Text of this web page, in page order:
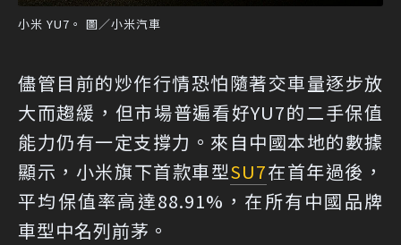
小米 YU7。 圖／小米汽車
儘管目前的炒作行情恐怕隨著交車量逐步放
大而趨緩，但市場普遍看好YU7的二手保值
能力仍有一定支撐力。來自中國本地的數據
顯示，小米旗下首款車型SU7在首年過後，
平均保值率高達88.91%，在所有中國品牌
車型中名列前茅。